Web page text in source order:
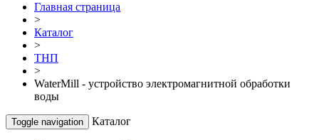
Главная страница
>
Каталог
>
ТНП
>
WaterMill - устройство электромагнитной обработки
воды
Toggle navigation Каталог